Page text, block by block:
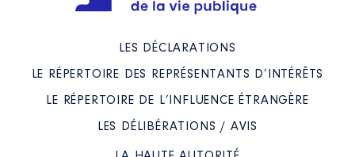
LES DÉCLARATIONS
LE RÉPERTOIRE DES REPRÉSENTANTS D’INTÉRÊTS
LE RÉPERTOIRE DE L’INFLUENCE ÉTRANGÈRE
LES DÉLIBÉRATIONS / AVIS